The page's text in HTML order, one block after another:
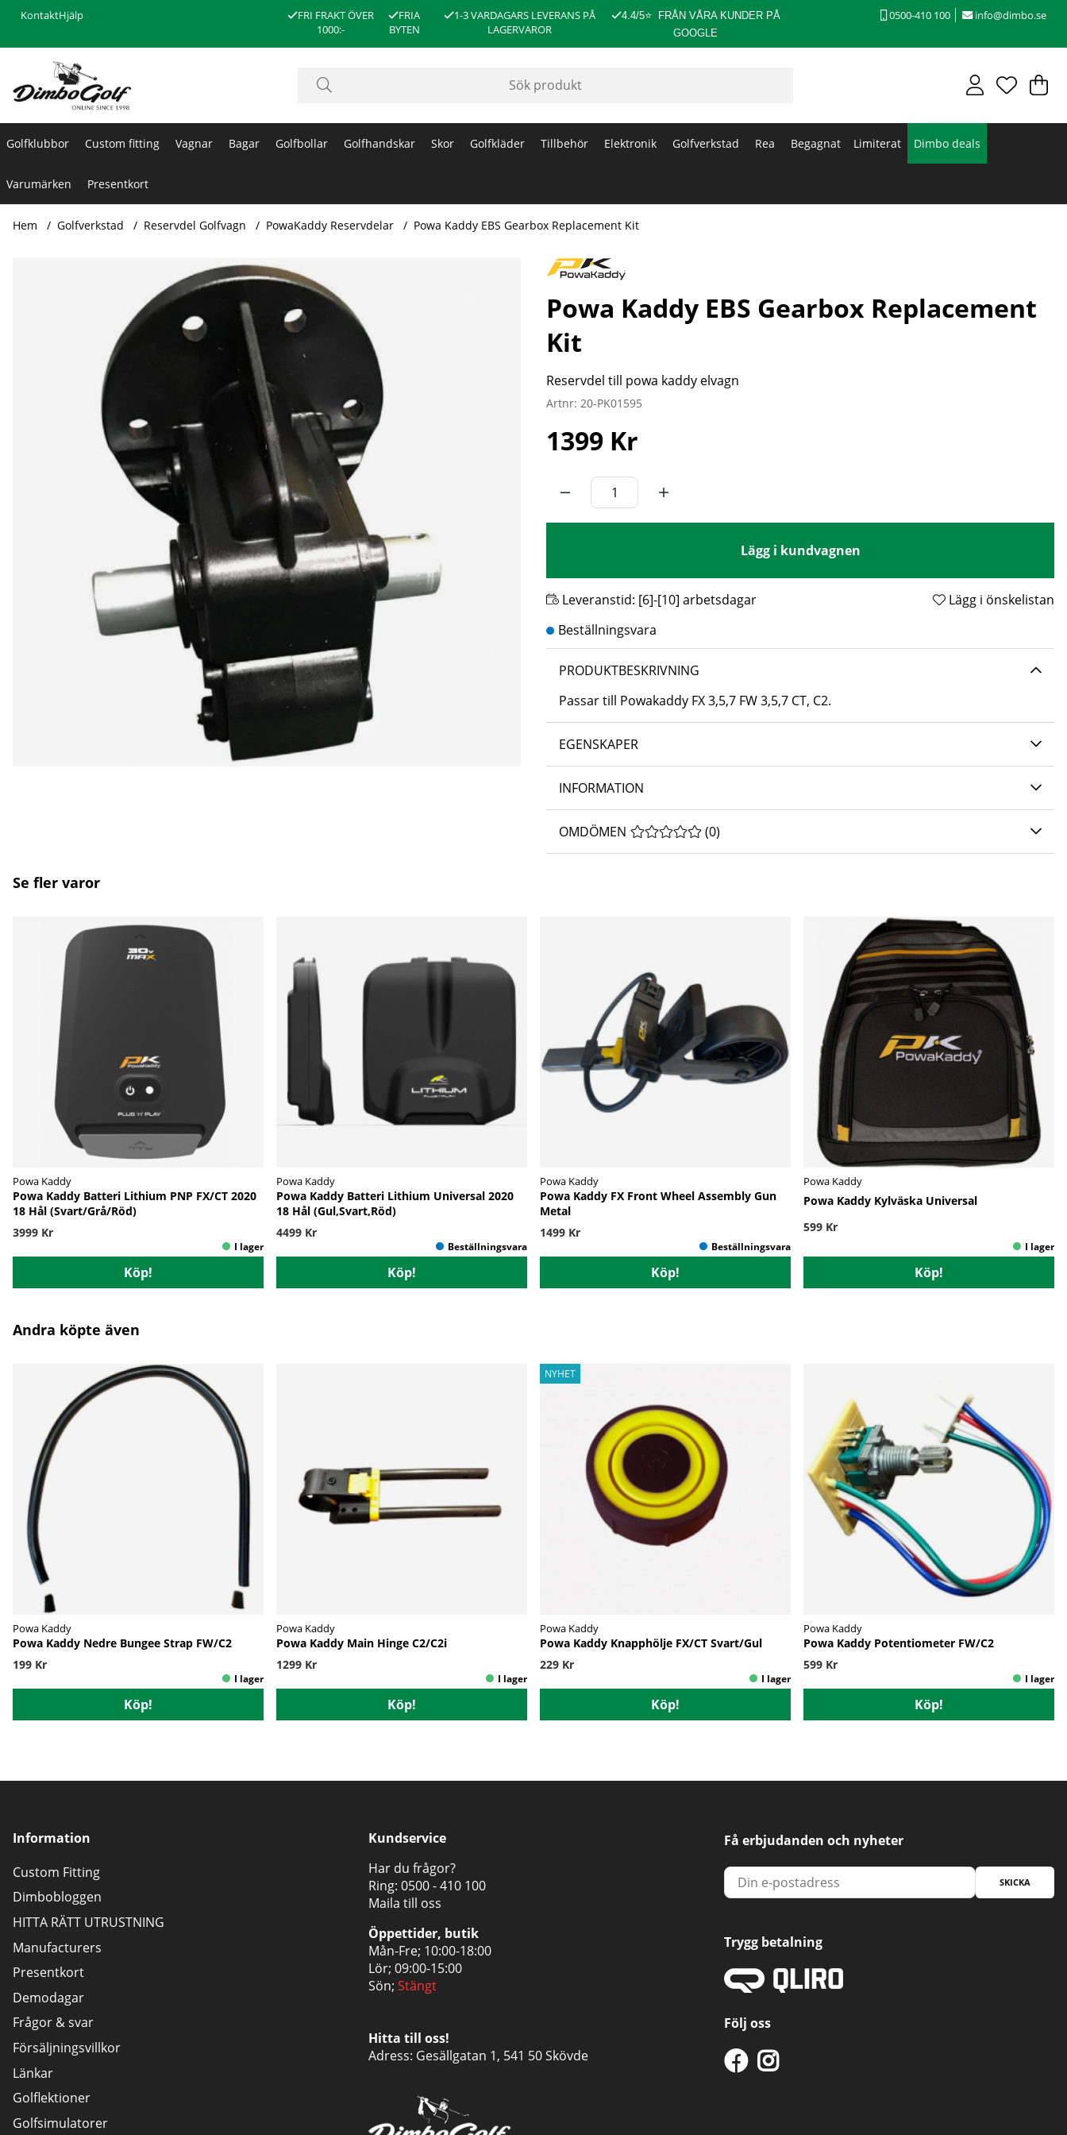
KontaktHjälp
FRI FRAKT ÖVER
1000:-
FRIA
BYTEN
1-3 VARDAGARS LEVERANS PÅ
LAGERVAROR
4.4/5⭐
FRÅN VÅRA KUNDER PÅ
GOOGLE
0500-410 100 info@dimbo.se
.
Golfklubbor Custom fitting Vagnar Bagar Golfbollar Golfhandskar Skor Golfkläder Tillbehör Elektronik Golfverkstad Rea Begagnat Limiterat Dimbo deals
Varumärken Presentkort
Hem Golfverkstad Reservdel Golfvagn PowaKaddy Reservdelar Powa Kaddy EBS Gearbox Replacement Kit
Produktbilder Powa Kaddy EBS Gearbox Replacement Kit
Powa Kaddy EBS Gearbox Replacement
Kit
Reservdel till powa kaddy elvagn
Artnr: 20-PK01595
1399 Kr
Lägg i kundvagnen
Leveranstid: [6]-[10] arbetsdagar Lägg i önskelistan
PRODUKTBESKRIVNING
Passar till Powakaddy FX 3,5,7 FW 3,5,7 CT, C2.
EGENSKAPER
INFORMATION
OMDÖMEN MEDELBETYG 0 AV 5 ANTAL BETYG 0
(0)
Se fler varor
Powa Kaddy
Powa Kaddy Batteri Lithium PNP FX/CT 2020
18 Hål (Svart/Grå/Röd)
3999 Kr
Köp!
Powa Kaddy
Powa Kaddy Batteri Lithium Universal 2020
18 Hål (Gul,Svart,Röd)
4499 Kr
Köp!
Powa Kaddy
Powa Kaddy FX Front Wheel Assembly Gun
Metal
1499 Kr
Köp!
Powa Kaddy
Powa Kaddy Kylväska Universal
599 Kr
Köp!
Andra köpte även
Powa Kaddy
Powa Kaddy Nedre Bungee Strap FW/C2
199 Kr
Köp!
Powa Kaddy
Powa Kaddy Main Hinge C2/C2i
1299 Kr
Köp!
NYHET
Powa Kaddy
Powa Kaddy Knapphölje FX/CT Svart/Gul
229 Kr
Köp!
Powa Kaddy
Powa Kaddy Potentiometer FW/C2
599 Kr
Köp!
Information
Custom Fitting
Dimbobloggen
HITTA RÄTT UTRUSTNING
Manufacturers
Presentkort
Demodagar
Frågor & svar
Försäljningsvillkor
Länkar
Golflektioner
Golfsimulatorer
Kundservice
Har du frågor?
Ring: 0500 - 410 100
Maila till oss
Öppettider, butik
Mån-Fre; 10:00-18:00
Lör; 09:00-15:00
Sön; Stängt
Hitta till oss!
Adress: Gesällgatan 1, 541 50 Skövde
Få erbjudanden och nyheter
SKICKA
Trygg betalning
Följ oss